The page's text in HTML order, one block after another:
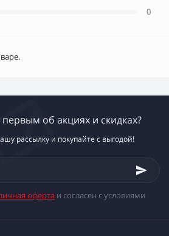
0
первым об акциях и скидках?
рассылку и покупайте с выгодой!
оферта и согласен с условиями